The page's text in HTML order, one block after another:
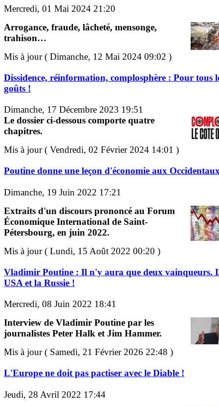
Mercredi, 01 Mai 2024 21:20
Arrogance, fraude, lâcheté, mensonge,
trahison…
Mis à jour ( Dimanche, 12 Mai 2024 09:02 )
Dissidence, réinformation, complosphère : Pour tous
goûts !
Dimanche, 17 Décembre 2023 19:51
Le dossier ci-dessous comporte quatre
chapitres.
Mis à jour ( Vendredi, 02 Février 2024 14:01 )
Poutine donne une leçon d'économie aux
Dimanche, 19 Juin 2022 17:21
Extraits d'un discours prononcé au Forum
Économique International de Saint-
Pétersbourg, en juin 2022.
Mis à jour ( Lundi, 15 Août 2022 00:20 )
Vladimir Poutine : Il n'y aura que deux vainqueurs.
USA et la Russie !
Mercredi, 08 Juin 2022 18:41
Interview de Vladimir Poutine par les
journalistes Peter Halk et Jim Hammer.
Mis à jour ( Samedi, 21 Février 2026 22:48 )
L'Europe ne doit pas pactiser avec le Diable !
Jeudi, 28 Avril 2022 17:44